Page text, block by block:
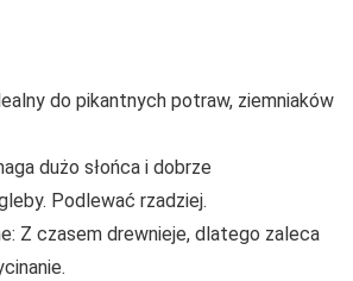
do pikantnych potraw, ziemniaków
dużo słońca i dobrze
Podlewać rzadziej.
Z czasem drewnieje, dlatego zaleca